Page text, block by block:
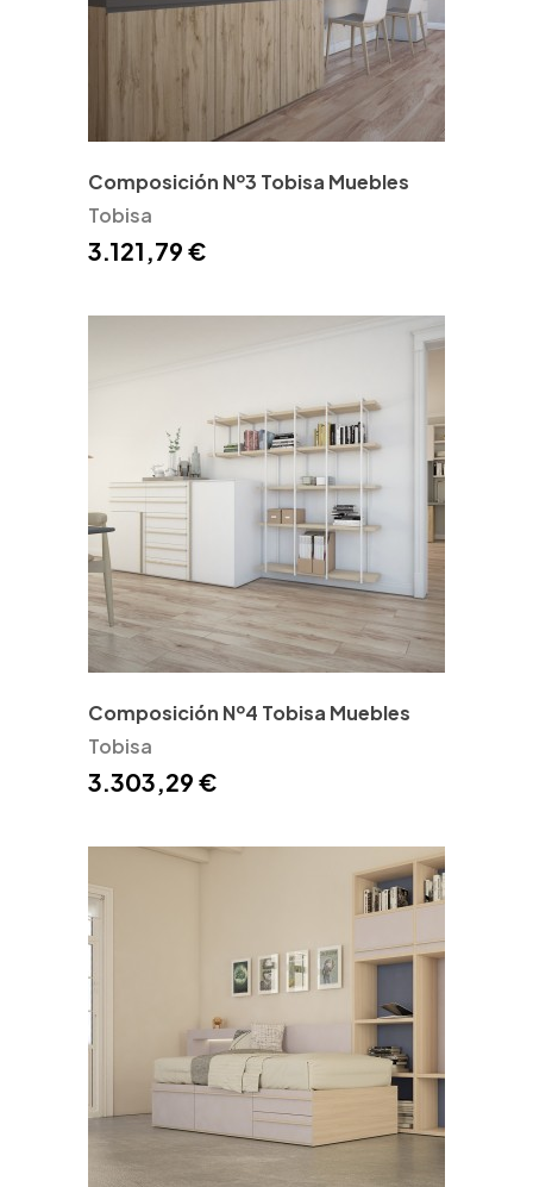
Composición Nº3 Tobisa Muebles
Tobisa
3.121,79 €
Composición Nº4 Tobisa Muebles
Tobisa
3.303,29 €